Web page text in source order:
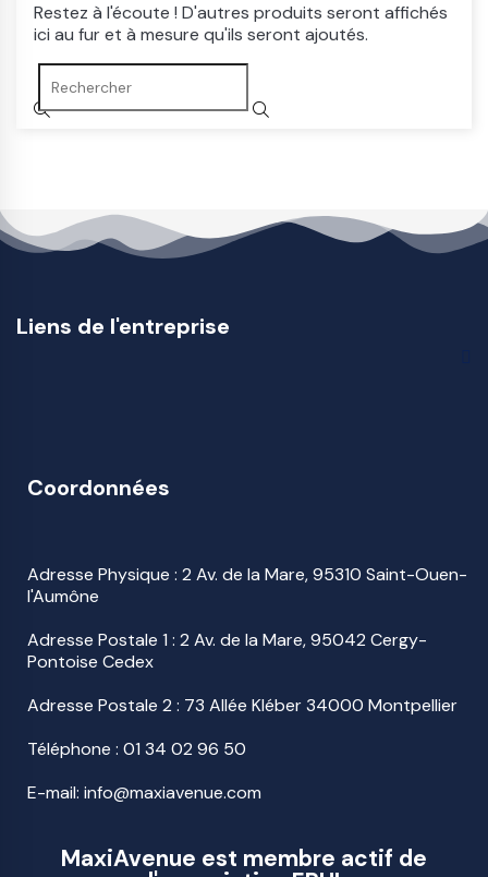
Restez à l'écoute ! D'autres produits seront affichés
ici au fur et à mesure qu'ils seront ajoutés.
Liens de l'entreprise
Coordonnées
Adresse Physique : 2 Av. de la Mare, 95310 Saint-Ouen-
l'Aumône
Adresse Postale 1 : 2 Av. de la Mare, 95042 Cergy-
Pontoise Cedex
Adresse Postale 2 : 73 Allée Kléber 34000 Montpellier
Téléphone : 01 34 02 96 50
E-mail: info@maxiavenue.com
MaxiAvenue est membre actif de